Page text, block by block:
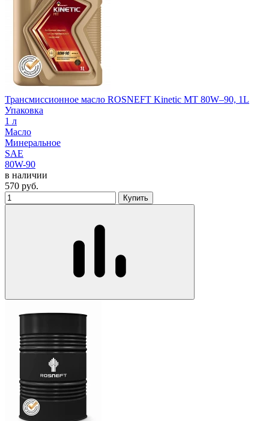
Трансмиссионное масло ROSNEFT Kinetic MT 80W–90, 1L
Упаковка
1 л
Масло
Минеральное
SAE
80W-90
в наличии
570 руб.
Купить